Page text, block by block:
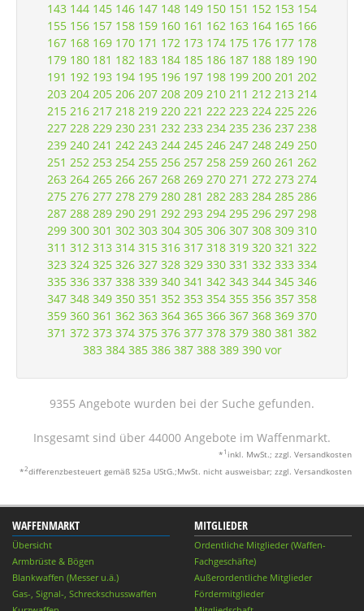
143 144 145 146 147 148 149 150 151 152 153 154
155 156 157 158 159 160 161 162 163 164 165 166
167 168 169 170 171 172 173 174 175 176 177 178
179 180 181 182 183 184 185 186 187 188 189 190
191 192 193 194 195 196 197 198 199 200 201 202
203 204 205 206 207 208 209 210 211 212 213 214
215 216 217 218 219 220 221 222 223 224 225 226
227 228 229 230 231 232 233 234 235 236 237 238
239 240 241 242 243 244 245 246 247 248 249 250
251 252 253 254 255 256 257 258 259 260 261 262
263 264 265 266 267 268 269 270 271 272 273 274
275 276 277 278 279 280 281 282 283 284 285 286
287 288 289 290 291 292 293 294 295 296 297 298
299 300 301 302 303 304 305 306 307 308 309 310
311 312 313 314 315 316 317 318 319 320 321 322
323 324 325 326 327 328 329 330 331 332 333 334
335 336 337 338 339 340 341 342 343 344 345 346
347 348 349 350 351 352 353 354 355 356 357 358
359 360 361 362 363 364 365 366 367 368 369 370
371 372 373 374 375 376 377 378 379 380 381 382
383 384 385 386 387 388 389 390 vor
9355 Angebote wurden bei der Suche gefunden.
Insgesamt sind über 44000 Angebote im Waffenmarkt.
* 1 inkl. MwSt.; zzgl. Versandkosten
*2differenzbesteuert gemäß §25a UStG.;MwSt. nicht ausweisbar; zzgl. Versandkosten
WAFFENMARKT
Übersicht
Armbrüste & Bögen
Blankwaffen (Messer u.ä.)
Gas-, Signal-, Schreckschusswaffen
MITGLIEDER
Ordentliche Mitglieder (Waffen-
Fachgeschäfte)
Außerordentliche Mitglieder
Fördermitglieder